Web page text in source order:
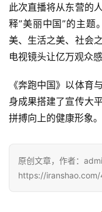
察
装
备
训
练
此次直播将从东营的
释”美丽中国”的主题
美、生活之美、社会
电视镜头让亿万观众
《奔跑中国》以体育
身成果搭建了宣传大
拼搏向上的健康形象。
原创文章，作者：
https://